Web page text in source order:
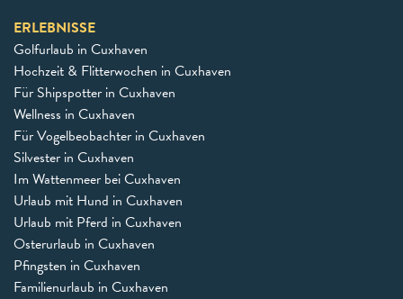
ERLEBNISSE
Golfurlaub in Cuxhaven
Hochzeit & Flitterwochen in Cuxhaven
Für Shipspotter in Cuxhaven
Wellness in Cuxhaven
Für Vogelbeobachter in Cuxhaven
Silvester in Cuxhaven
Im Wattenmeer bei Cuxhaven
Urlaub mit Hund in Cuxhaven
Urlaub mit Pferd in Cuxhaven
Osterurlaub in Cuxhaven
Pfingsten in Cuxhaven
Familienurlaub in Cuxhaven